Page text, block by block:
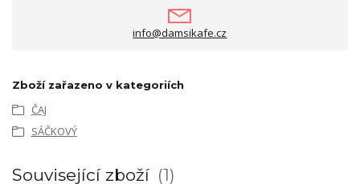
info@damsikafe.cz
Zboží zařazeno v kategoriích
ČAJ
SÁČKOVÝ
Související zboží 1